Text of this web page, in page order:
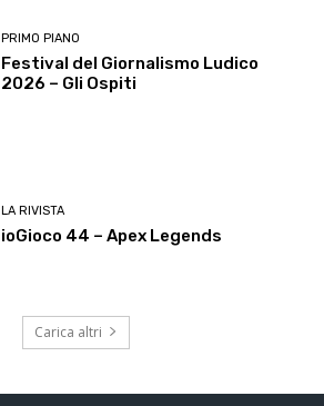
PRIMO PIANO
Festival del Giornalismo Ludico
2026 – Gli Ospiti
LA RIVISTA
ioGioco 44 – Apex Legends
Carica altri